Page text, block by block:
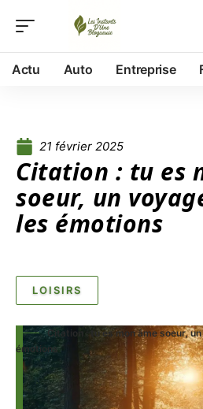
Actu Auto Entreprise
21 février 2025
Citation : tu es
soeur, un
les émotions
LOISIRS
Citation : tu es mon âme soeur,
émotions